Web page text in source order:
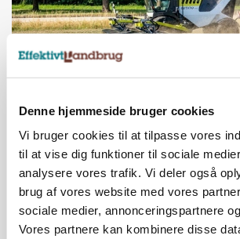
Denne hjemmeside bruger cookies
Vi bruger cookies til at tilpasse vores
til at vise dig funktioner til sociale
analysere vores trafik. Vi deler også
brug af vores website med vores
sociale medier, annonceringspartnere
Vores partnere kan kombinere disse
MASKINER
Forserie til selvkørende
ARRANGEMENT
Markvandring sætter fokus på